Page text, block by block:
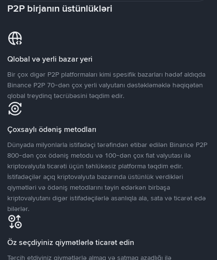
P2P birjanın üstünlükləri
Qlobal və yerli bazar yeri
Bir çox digər P2P platformaları kimi spesifik bazarları hədəf aldıqda
Binance P2P 70-dən çox yerli valyutanı dəstəkləməklə həqiqətən
qlobal treydinq təcrübəsini təqdim edir.
Çoxsaylı ödəniş metodları
Dünyada milyonlarla istifadəçi tərəfindən etibar edilən Binance P2P
800-dən çox ödəniş metodu və 100-dən çox fiat valyutası ilə
kriptovalyuta ticarəti üçün təhlükəsiz platforma təqdim edir.
İstifadəçilər açıq kriptovalyuta bazarında üstünlük verdikləri
qiymətləri və ödəniş metodlarını təyin edərkən birbaşa
kriptovalyutanı digər istifadəçilərlə asanlıqla ala, sata və ticarət edə
bilərlər.
Öz seçdiyiniz qiymətlərlə ticarət edin
Tərcih etdiyiniz qiymətlərlə almaq və satmaq azadlığı ilə